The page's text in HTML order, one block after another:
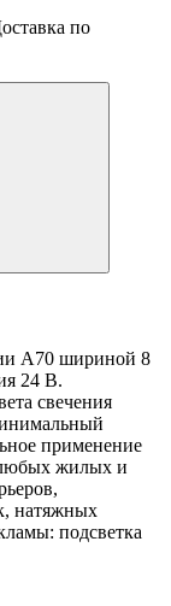
по
A70 шириной 8
24 В.
свечения
применение
любых жилых и
натяжных
подсветка